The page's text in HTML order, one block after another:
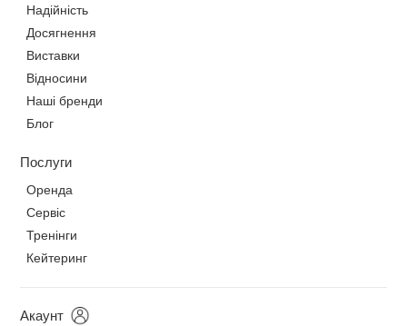
Надійність
Досягнення
Виставки
Відносини
Наші бренди
Блог
Послуги
Оренда
Сервіс
Тренінги
Кейтеринг
Акаунт